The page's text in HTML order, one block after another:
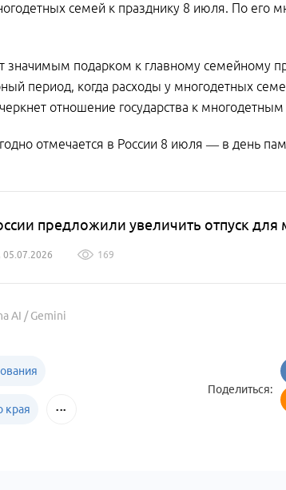
семей к празднику 8 июля. По его
значимым подарком к главному семейному
период, когда расходы у многодетных
отношение государства к
отмечается в России 8 июля — в день
предложили увеличить отпуск
05.07.2026 169
AI / Gemini
края
Поделиться: